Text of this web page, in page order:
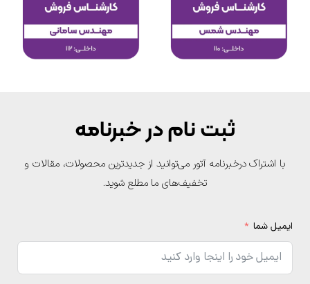
ثبت نام در خبرنامه
با اشتراک درخبرنامه آتور می‌توانید از جدیدترین محصولات، مقالات و
تخفیف‌های ما مطلع شوید.
شما